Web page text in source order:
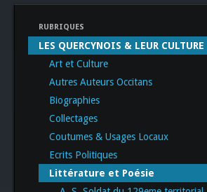
RUBRIQUES
LES QUERCYNOIS & LEUR CULTURE
Art et Culture
Autres Auteurs Occitans
Biographies
Collectages
Coutumes & Usages Locaux
Ecrits Politiques
Littérature et Poésie